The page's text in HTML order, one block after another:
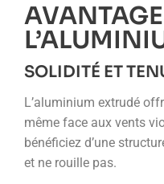
SOLIDITÉ ET
L’aluminium extrudé
même face aux vents
bénéficiez d’une
et ne rouille pas.